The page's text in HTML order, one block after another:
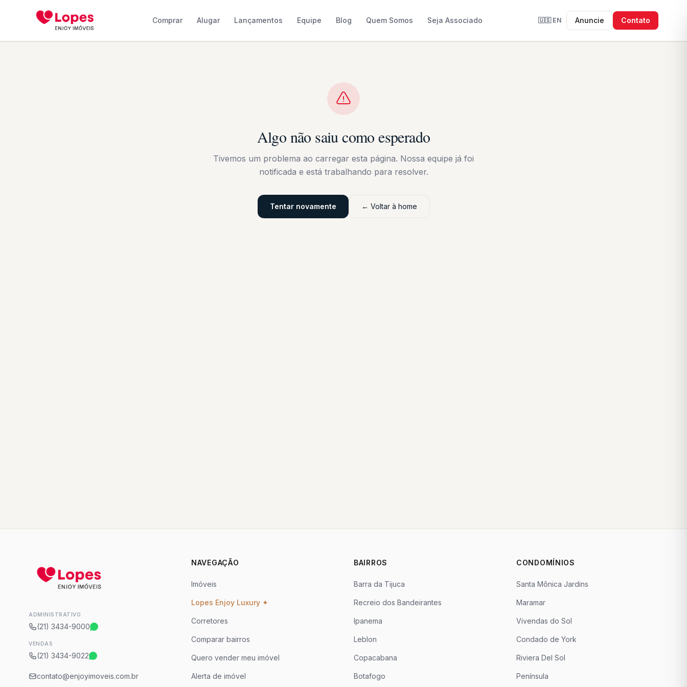
Comprar Alugar Lançamentos Equipe Blog Quem Somos Seja Associado 🇺🇸 EN Anuncie Contato
Algo não saiu como esperado
Tivemos um problema ao carregar esta página. Nossa equipe já foi
notificada e está trabalhando para resolver.
Tentar novamente ← Voltar à home
ADMINISTRATIVO
(21) 3434-9000
VENDAS
(21) 3434-9022
contato@enjoyimoveis.com.br
NAVEGAÇÃO
Imóveis
Lopes Enjoy Luxury ✦
Corretores
Comparar bairros
Quero vender meu imóvel
Alerta de imóvel
BAIRROS
Barra da Tijuca
Recreio dos Bandeirantes
Ipanema
Leblon
Copacabana
Botafogo
CONDOMÍNIOS
Santa Mônica Jardins
Maramar
Vivendas do Sol
Condado de York
Riviera Del Sol
Península